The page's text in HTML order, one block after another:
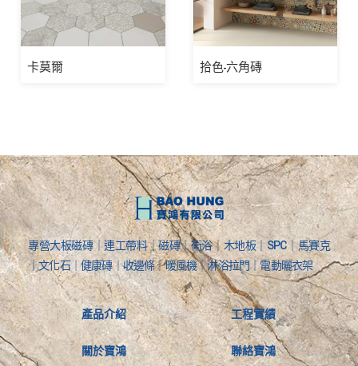
卡莫爾 拾色-六角磚
專營大板磁磚｜連工帶料｜磁磚｜衛浴｜木地板｜SPC｜馬賽克
｜文化石｜健康磚｜收邊條｜暖風機｜淋浴拉門｜電動曬衣架
產品介紹
關於寶鴻
工程實績
聯絡寶鴻